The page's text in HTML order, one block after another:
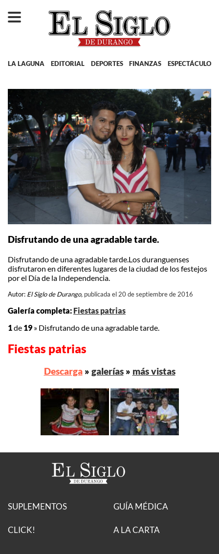
LA LAGUNA EDITORIAL DEPORTES FINANZAS ESPECTÁCULOS
Disfrutando de una agradable tarde.
Disfrutando de una agradable tarde.Los duranguenses
disfrutaron en diferentes lugares de la ciudad de los festejos
por el Día de la Independencia.
Autor: El Siglo de Durango, publicada el 20 de septiembre de 2016
Galería completa: Fiestas patrias
1 de 19 » Disfrutando de una agradable tarde.
Fiestas patrias
Descarga» galerías» más vistas
SUPLEMENTOS
CLICK!
GUÍA MÉDICA
A LA CARTA